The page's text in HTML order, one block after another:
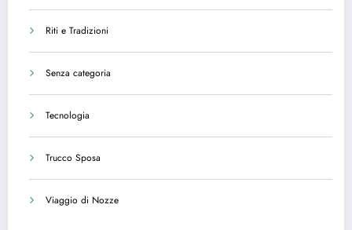
Riti e Tradizioni
Senza categoria
Tecnologia
Trucco Sposa
Viaggio di Nozze